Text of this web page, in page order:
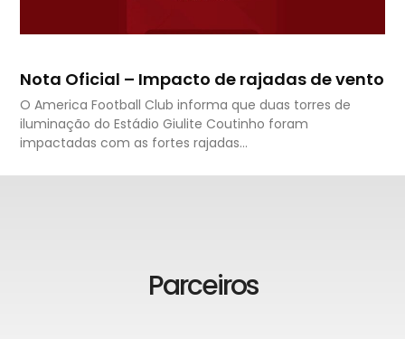
Nota Oficial – Impacto de rajadas de vento
O America Football Club informa que duas torres de
iluminação do Estádio Giulite Coutinho foram
impactadas com as fortes rajadas…
Parceiros